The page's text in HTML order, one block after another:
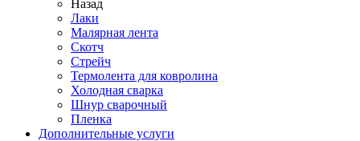
Назад
Лаки
Малярная лента
Скотч
Стрейч
Термолента для ковролина
Холодная сварка
Шнур сварочный
Пленка
Дополнительные услуги